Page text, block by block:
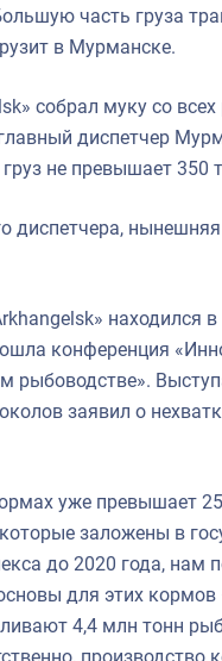
часть груза
в Мурманске.
собрал муку со
диспетчер
не превышает 350
диспетчера,
конференция
рыбоводстве».
заявил о
уже превышает
заложены в
до 2020 года, нам
для этих
4,4 млн тонн